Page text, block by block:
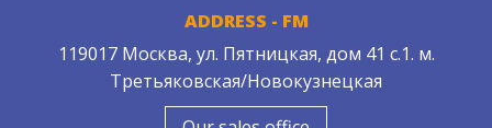
ADDRESS - FM
119017 Москва, ул. Пятницкая, дом 41 с.1. м.
Третьяковская/Новокузнецкая